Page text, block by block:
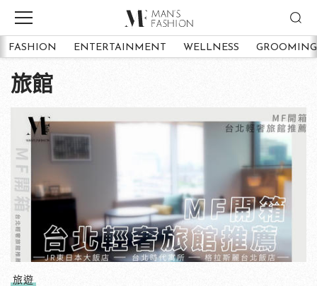
FASHION ENTERTAINMENT WELLNESS GROOMING
旅館
旅遊